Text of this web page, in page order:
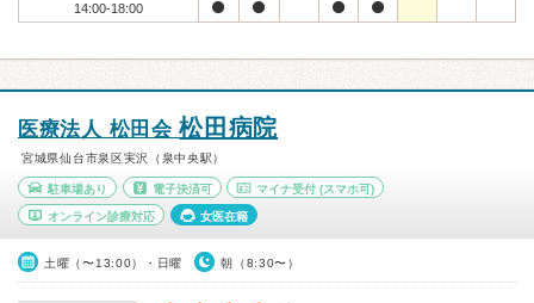
14:00-18:00
医療法人 松田会松田病院
宮城県仙台市泉区実沢（泉中央駅）
駐車場あり 電子決済可 マイナ受付 (スマホ可)
オンライン診療対応 女医在籍
土曜（〜13:00）・日曜 朝（8:30〜）